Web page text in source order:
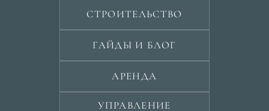
СТРОИТЕЛЬСТВО
ГАЙДЫ И БЛОГ
АРЕНДА
УПРАВЛЕНИЕ